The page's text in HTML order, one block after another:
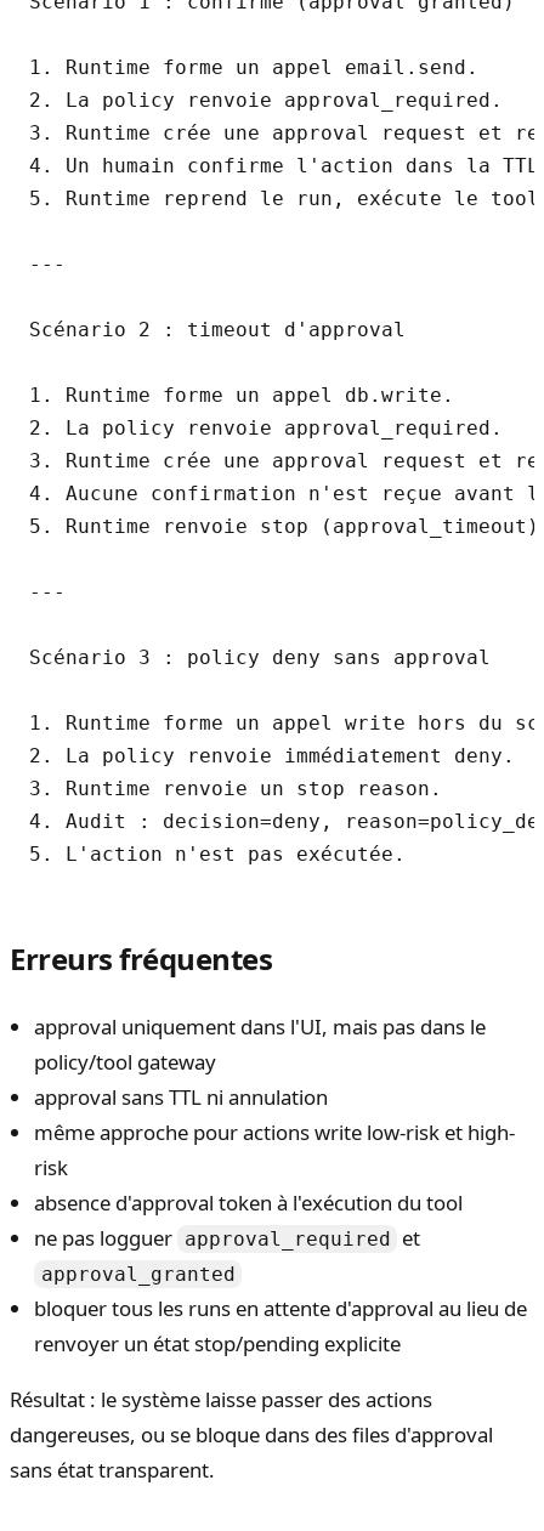
1. Runtime forme un appel email.send.
2. La policy renvoie approval_required.
3. Runtime crée une approval request et
4. Un humain confirme l'action dans la
5. Runtime reprend le run, exécute le
---
Scénario 2 : timeout d'approval
1. Runtime forme un appel db.write.
2. La policy renvoie approval_required.
3. Runtime crée une approval request et
4. Aucune confirmation n'est reçue avant
5. Runtime renvoie stop
---
Scénario 3 : policy deny sans approval
1. Runtime forme un appel write hors du
2. La policy renvoie immédiatement deny.
3. Runtime renvoie un stop reason.
4. Audit : decision=deny,
Erreurs fréquentes
approval uniquement dans l'UI, mais pas dans le
policy/tool gateway
approval sans TTL ni annulation
même approche pour actions write low-risk et high-
risk
absence d'approval token à l'exécution du tool
ne pas logguer approval_required et
approval_granted
bloquer tous les runs en attente d'approval au lieu de
renvoyer un état stop/pending explicite
Résultat : le système laisse passer des actions
dangereuses, ou se bloque dans des files d'approval
sans état transparent.